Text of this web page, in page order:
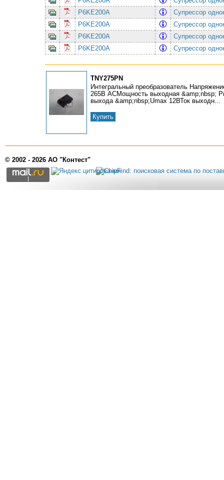
P6KE200A
Супрессор
P6KE200A
Супрессор
P6KE200A
Супрессор
P6KE200A
Супрессор
TNY275PN
Интегральный преобразователь
265В ACМощность выходная &amp;nbsp;
выхода &amp;nbsp;Umax 12ВТок выходн...
Купить
© 2002 - 2026 АО "Контест"